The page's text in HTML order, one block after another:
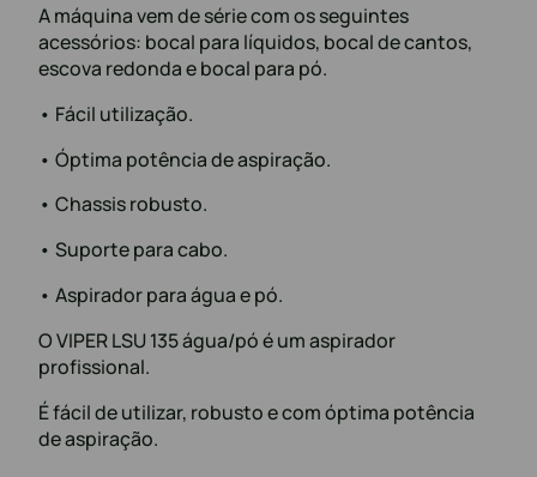
A máquina vem de série com os seguintes
acessórios: bocal para líquidos, bocal de cantos,
escova redonda e bocal para pó.
• Fácil utilização.
• Óptima potência de aspiração.
• Chassis robusto.
• Suporte para cabo.
• Aspirador para água e pó.
O VIPER LSU 135 água/pó é um aspirador
profissional.
É fácil de utilizar, robusto e com óptima potência
de aspiração.